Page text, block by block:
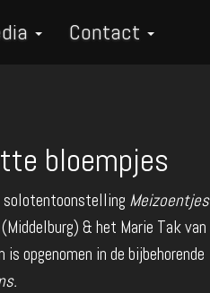
Contact
bloempjes
Meizoentjes
& het Marie Tak van
opgenomen in de bijbehorende